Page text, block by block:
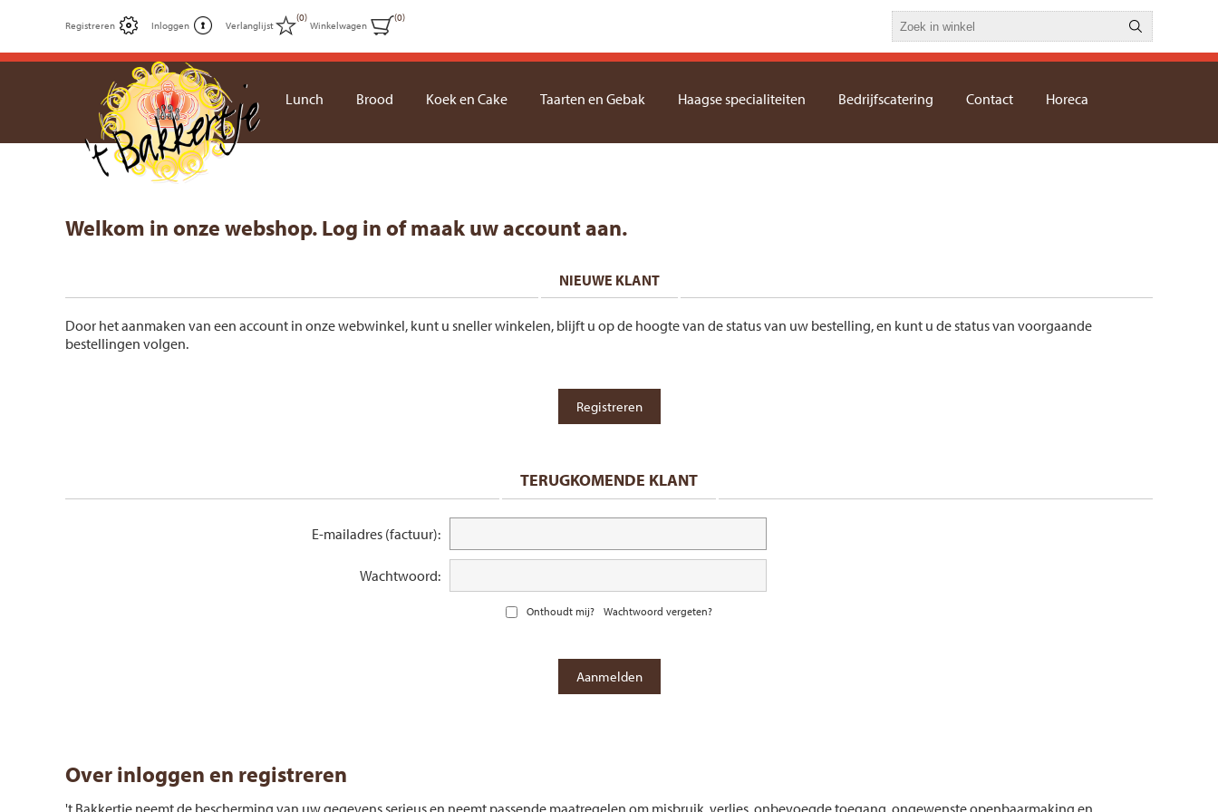
Registreren Inloggen Verlanglijst
(0)
Winkelwagen
(0)
Lunch Brood Koek en Cake Taarten en Gebak Haagse specialiteiten Bedrijfscatering Contact Horeca
Welkom in onze webshop. Log in of maak uw account aan.
NIEUWE KLANT
Door het aanmaken van een account in onze webwinkel, kunt u sneller winkelen, blijft u op de hoogte van de status van uw bestelling, en kunt u de status van voorgaande
bestellingen volgen.
TERUGKOMENDE KLANT
E-mailadres (factuur):
Wachtwoord:
Onthoudt mij? Wachtwoord vergeten?
Over inloggen en registreren
't Bakkertje neemt de bescherming van uw gegevens serieus en neemt passende maatregelen om misbruik, verlies, onbevoegde toegang, ongewenste openbaarmaking en